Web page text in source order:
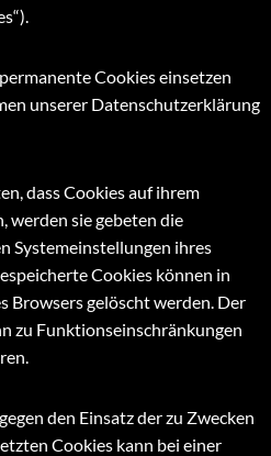
Cookies einsetzen
unserer Datenschutzerklärung
dass Cookies auf ihrem
werden sie gebeten die
Systemeinstellungen ihres
Cookies können in
Browsers gelöscht werden. Der
zu Funktionseinschränkungen
den Einsatz der zu Zwecken
Cookies kann bei einer